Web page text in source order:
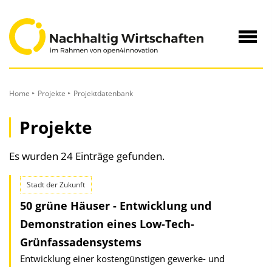
Inhalt
Home Projekte Projektdatenbank
Projekte
Es wurden 24 Einträge gefunden.
Stadt der Zukunft
50 grüne Häuser - Entwicklung und
Demonstration eines Low-Tech-
Grünfassadensystems
Entwicklung einer kostengünstigen gewerke- und